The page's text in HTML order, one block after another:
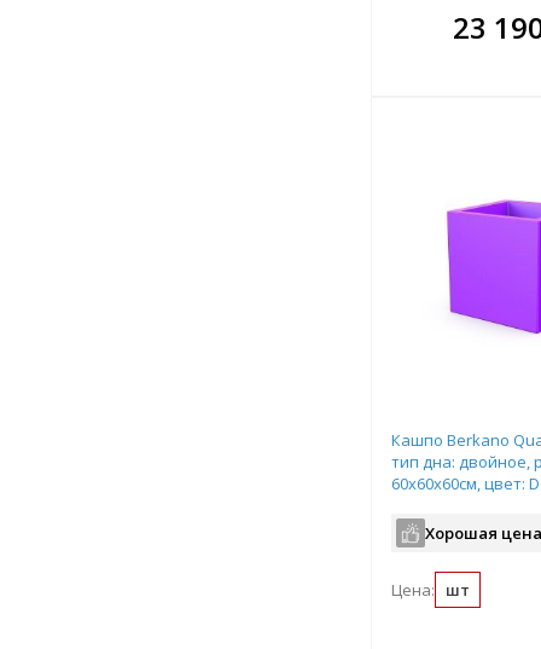
23В
всегда
Кашпо Berkano
тип дна: двойное,
60x60x60см, цвет:
Хорошая
Цена: шт